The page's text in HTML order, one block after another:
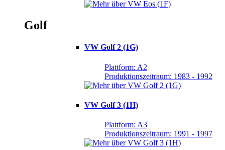
Golf
VW Golf 2 (1G)
Plattform: A2
Produktionszeitraum: 1983 - 1992
VW Golf 3 (1H)
Plattform: A3
Produktionszeitraum: 1991 - 1997